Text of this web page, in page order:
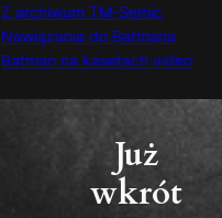
Z archiwum TM-Semic
Nawiązania do Batmana
Batman na kasetach video
Już
wkrót